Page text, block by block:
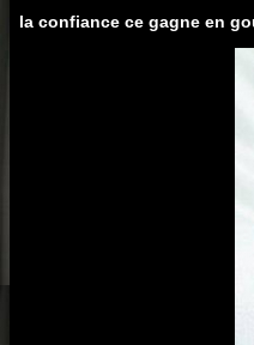
la confiance ce gagne en